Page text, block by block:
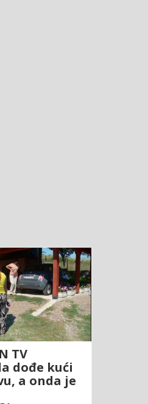
TV
dođe kući
a onda je